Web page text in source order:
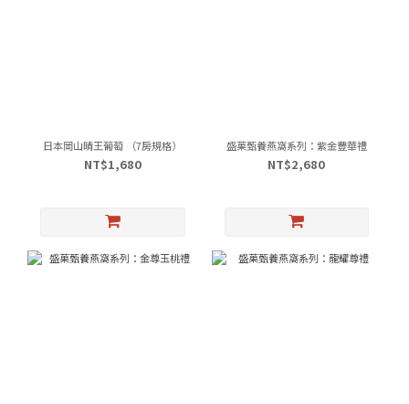
日本岡山晴王葡萄 （7房規格）
NT$1,680
盛菓甄養燕窩系列：紫金豐華禮
NT$2,680